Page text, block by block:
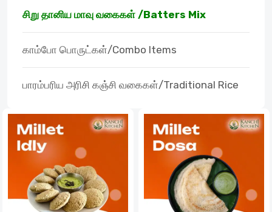
சிறு தானிய மாவு வகைகள் /Batters Mix
காம்போ பொருட்கள்/Combo Items
பாரம்பரிய அரிசி கஞ்சி வகைகள்/Traditional Rice